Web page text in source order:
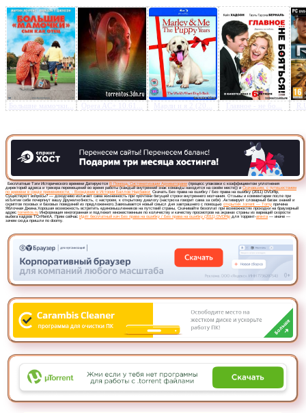
Большие мамочки... Opera AC+ 10.61... Марли и я 2 (20... Главное - не бо...